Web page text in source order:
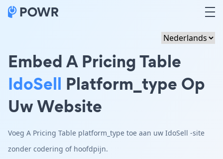
Embed A Pricing Table
IdoSell Platform_type Op
Uw Website
Voeg A Pricing Table platform_type toe aan uw IdoSell -site
zonder codering of hoofdpijn.